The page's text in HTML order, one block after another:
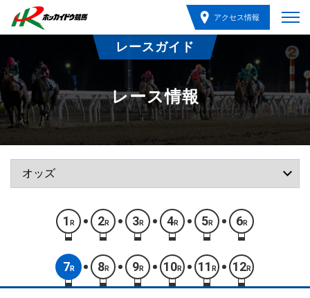
アクセス情報
レースガイド
レース情報
1 R 2R 3R 4R 5R 6R
7 R 8R 9R 10R 11 R 12R